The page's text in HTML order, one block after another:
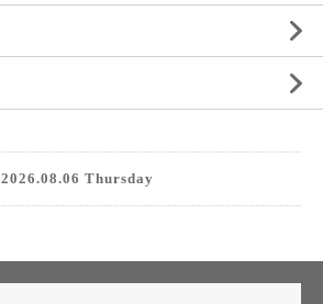
2026.08.06 Thursday